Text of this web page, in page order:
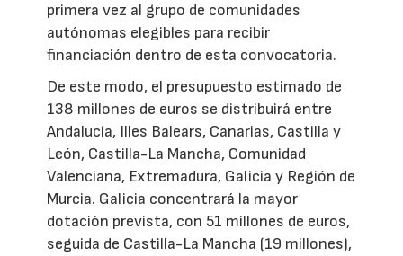
primera vez al grupo de comunidades
autónomas elegibles para recibir
financiación dentro de esta convocatoria.
De este modo, el presupuesto estimado de
138 millones de euros se distribuirá entre
Andalucía, Illes Balears, Canarias, Castilla y
León, Castilla-La Mancha, Comunidad
Valenciana, Extremadura, Galicia y Región de
Murcia. Galicia concentrará la mayor
dotación prevista, con 51 millones de euros,
seguida de Castilla-La Mancha (19 millones),